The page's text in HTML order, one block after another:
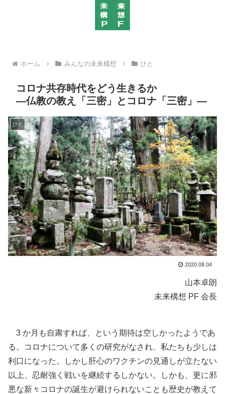
ホーム みんなの未来構想 ひと
コロナ共存時代をどう生きるか
―仏教の教え「三密」とコロナ「三密」―
ひと
2020.08.04
山本卓朗
未来構想 PF 会長
3 か月も自粛すれば、という期待は空しかったようであ
る。コロナについて多くの研究がなされ、私たちも少しは
利口になった。しかし肝心のワクチンの見通しが立たない
以上、忍耐強く戦いを継続するしかない。しかも、更に邪
悪な新々コロナの誕生が避けられないことも歴史が教えて